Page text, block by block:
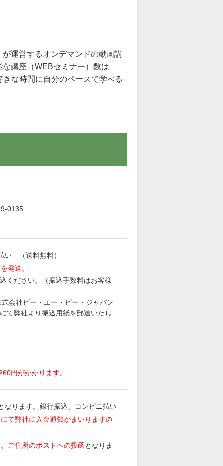
運営するオンデマンドの動画講
講座（WEBセミナー）数は、
な時間に自分のペースで学べる
0135
い （送料無料）
発送。
ください。（振込手数料はお客様
社ビー・エー・ビー・ジャパン
て弊社より振込用紙を郵送いたし
円がかかります。
なります。銀行振込、コンビニ払い
て弊社に入金通知がまいりますの
ご住所のポストへの投函となりま